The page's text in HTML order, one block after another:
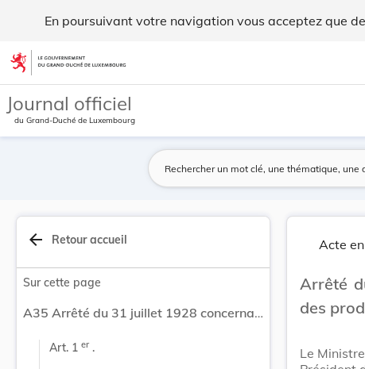
En poursuivant votre navigation vous acceptez que
Aller au contenu
Journal officiel
du Grand-Duché de Luxembourg
arrow_back Retour accueil
Sur cette page
A35 Arrêté du 31 juillet 1928 concernant l'exportation des produits agricoles en France.
Art. 1 er .
Acte
Arrêté
des
Le